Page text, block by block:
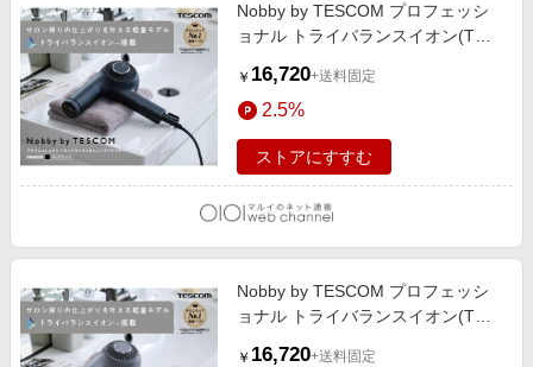
Nobby by TESCOM プロフェッシ
ョナル トライバランスイオン(TM)
￥ 16,720+送料固定
2.5%
ストアにすすむ
Nobby by TESCOM プロフェッシ
ョナル トライバランスイオン(TM)
￥ 16,720+送料固定